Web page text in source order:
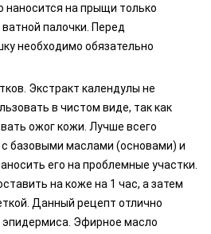
наносится на прыщи только
палочки. Перед
необходимо обязательно
Экстракт календулы не
в чистом виде, так как
ожог кожи. Лучше всего
базовыми маслами (основами) и
его на проблемные участки.
на коже на 1 час, а затем
Данный рецепт отлично
эпидермиса. Эфирное масло